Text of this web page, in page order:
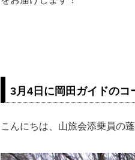
3月4日に岡田ガイドのコ
こんにちは、山旅会添乗員の蓬